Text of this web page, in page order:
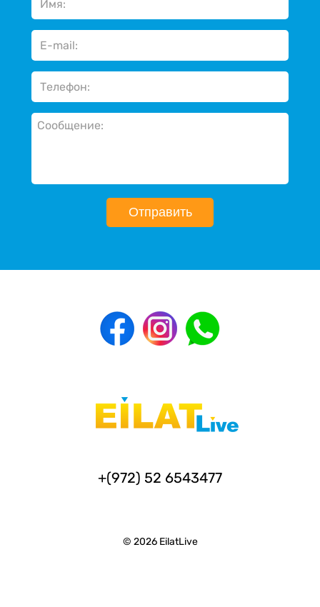
Отправить
+(972) 52 6543477
© 2026 EilatLive